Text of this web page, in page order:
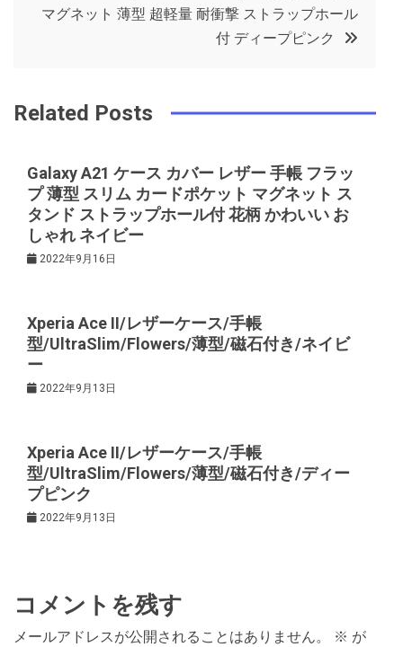
t
ー
シ
ョ
ン
マグネット 薄型 超軽量 耐衝撃 ストラップホール
付 ディープピンク
Related Posts
Galaxy A21 ケース カバー レザー 手帳 フラッ
プ 薄型 スリム カードポケット マグネット ス
タンド ストラップホール付 花柄 かわいい お
しゃれ ネイビー
2022年9月16日
Xperia Ace II/レザーケース/手帳
型/UltraSlim/Flowers/薄型/磁石付き/ネイビ
ー
2022年9月13日
Xperia Ace II/レザーケース/手帳
型/UltraSlim/Flowers/薄型/磁石付き/ディー
プピンク
2022年9月13日
コメントを残す
メールアドレスが公開されることはありません。 ※ が